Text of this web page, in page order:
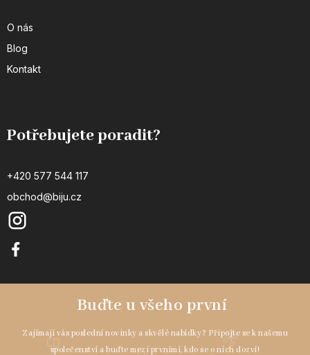
O nás
Blog
Kontakt
Potřebujete poradit?
+420 577 544 117
obchod@biju.cz